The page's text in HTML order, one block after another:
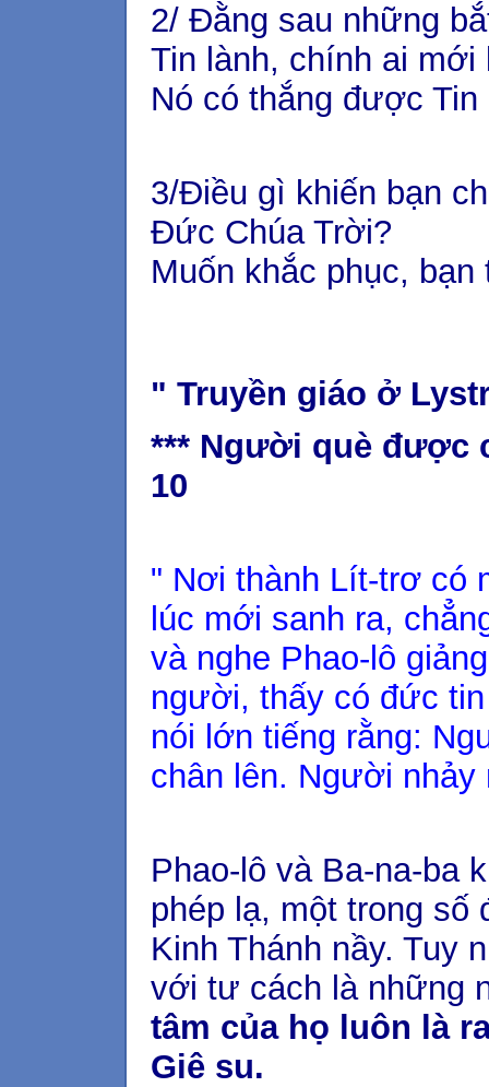
2/ Đằng sau những
Tin lành, chính ai mới
Nó có thắng được Tin
3/Điều gì khiến bạn
Đức Chúa Trời?
Muốn khắc phục,
" Truyền giáo ở
*** Người què được
10
" Nơi thành Lít-trơ có
lúc mới sanh ra,
và nghe Phao-lô
người, thấy có đức
nói lớn tiếng rằng:
chân lên. Người nhảy
Phao-lô và Ba-na-ba
phép lạ, một trong số
Kinh Thánh nầy. Tuy
với tư cách là những
tâm của họ luôn là
Giê su.